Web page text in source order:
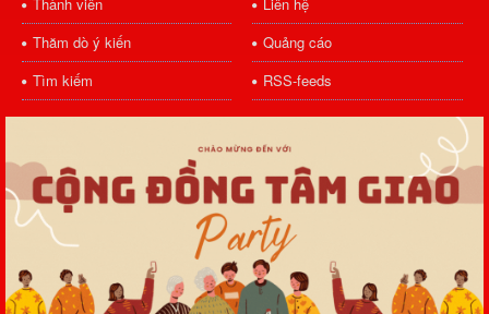
Thăm dò ý kiến
Quảng cáo
Tìm kiếm
RSS-feeds